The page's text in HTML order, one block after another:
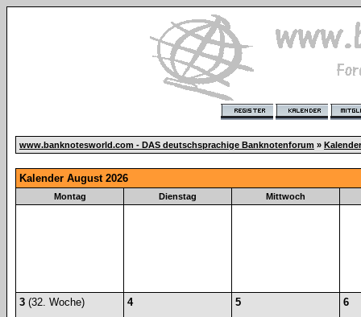
www.banknotesworld.com - DAS deutschsprachige Banknotenforum » Kalender
Kalender August 2026
Montag Dienstag Mittwoch
3 (32. Woche) 4 5 6